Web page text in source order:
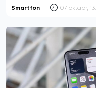
Smartfon 07 oktabr,